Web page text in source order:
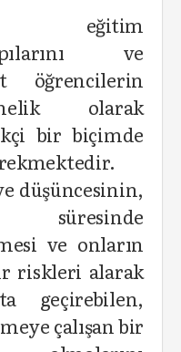
eğitim
ve
öğrencilerin
olarak
bir biçimde
düşüncesinin,
süresinde
ve onların
riskleri alarak
geçirebilen,
çalışan bir